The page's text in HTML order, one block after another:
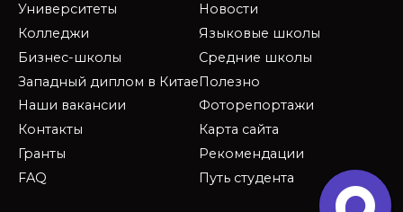
Университеты
Колледжи
Бизнес-школы
Западный диплом в Китае
Наши вакансии
Контакты
Гранты
FAQ
Новости
Языковые школы
Средние школы
Полезно
Фоторепортажи
Карта сайта
Рекомендации
Путь студента